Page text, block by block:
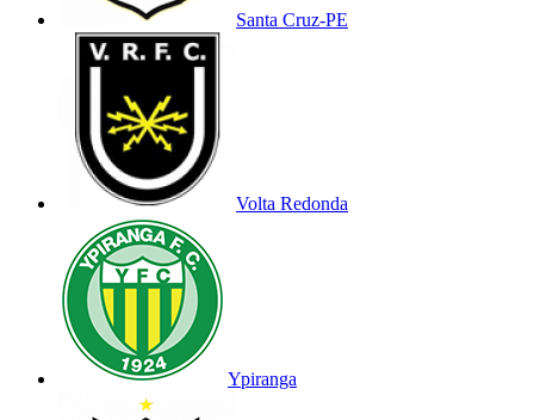
Santa Cruz-PE
Volta Redonda
Ypiranga